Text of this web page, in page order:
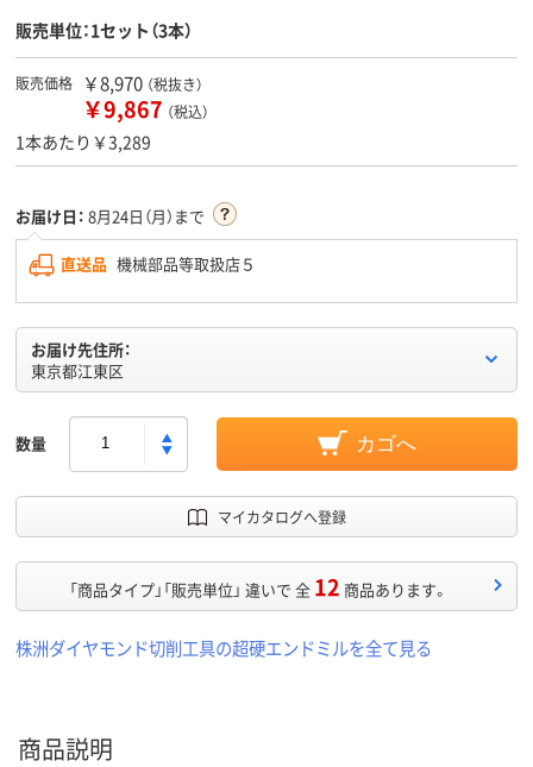
販売単位：1セット（3本）
販売価格 ￥8,970 （税抜き）
￥9,867 （税込）
1本あたり￥3,289
お届け日： 8月24日（月）まで
直送品 機械部品等取扱店５
お届け先住所：
東京都江東区
数量 カゴへ
マイカタログへ登録
「商品タイプ」「販売単位」 違いで 全 12 商品あります。
株洲ダイヤモンド切削工具の超硬エンドミルを全て見る
商品説明